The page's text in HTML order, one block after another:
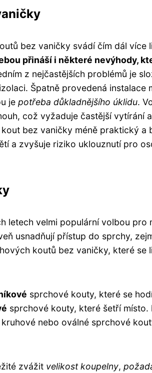
bez vaničky svádí čím dál více
přináší i některé nevýhody,
z nejčastějších problémů je
Špatně provedená instalace
je potřeba důkladnějšího úklidu.
což vyžaduje častější vytírání
bez vaničky méně praktický a
a zvyšuje riziko uklouznutí pro
letech velmi populární volbou pro
usnadňují přístup do sprchy,
koutů bez vaničky, které se
sprchové kouty, které se
sprchové kouty, které šetří místo.
kruhové nebo oválné sprchové
zvážit velikost koupelny,